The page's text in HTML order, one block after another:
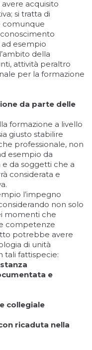
acquisito
si tratta di
comunque
esempio
della
attività peraltro
per la formazione
da parte delle
formazione a livello
giusto stabilire
professionale, non
esempio da
e da soggetti che a
considerata e
l’impegno
non solo
momenti che
competenze
potrebbe avere
di unità
tali fattispecie:
e
collegiale
ricaduta nella